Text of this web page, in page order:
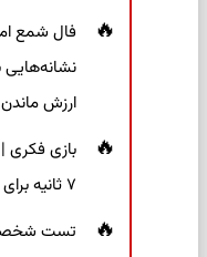
ارزش ماندن
بازی
۷ ثانیه برای پیداکردنش فرصت دارید
تست